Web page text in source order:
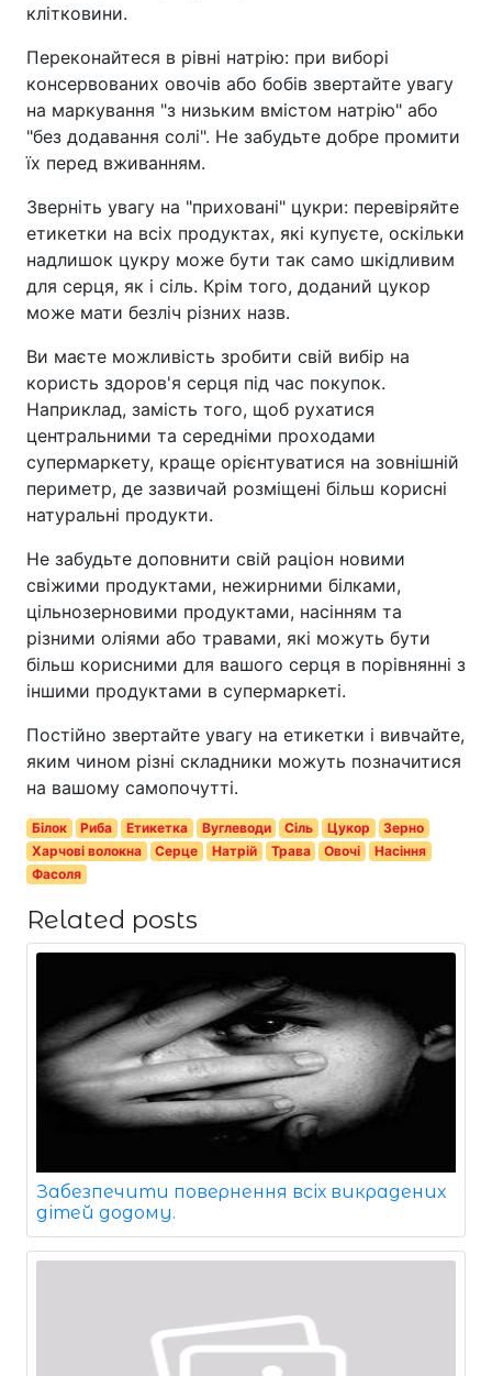
клітковини.
Переконайтеся в рівні натрію: при виборі
консервованих овочів або бобів звертайте увагу
на маркування "з низьким вмістом натрію" або
"без додавання солі". Не забудьте добре промити
їх перед вживанням.
Зверніть увагу на "приховані" цукри: перевіряйте
етикетки на всіх продуктах, які купуєте, оскільки
надлишок цукру може бути так само шкідливим
для серця, як і сіль. Крім того, доданий цукор
може мати безліч різних назв.
Ви маєте можливість зробити свій вибір на
користь здоров'я серця під час покупок.
Наприклад, замість того, щоб рухатися
центральними та середніми проходами
супермаркету, краще орієнтуватися на зовнішній
периметр, де зазвичай розміщені більш корисні
натуральні продукти.
Не забудьте доповнити свій раціон новими
свіжими продуктами, нежирними білками,
цільнозерновими продуктами, насінням та
різними оліями або травами, які можуть бути
більш корисними для вашого серця в порівнянні з
іншими продуктами в супермаркеті.
Постійно звертайте увагу на етикетки і вивчайте,
яким чином різні складники можуть позначитися
на вашому самопочутті.
Білок Риба Етикетка Вуглеводи Сіль Цукор
Зерно
Харчові волокна
Серце Натрій Трава Овочі
Насіння
Фасоля
Related posts
Забезпечити повернення всіх викрадених
дітей додому.